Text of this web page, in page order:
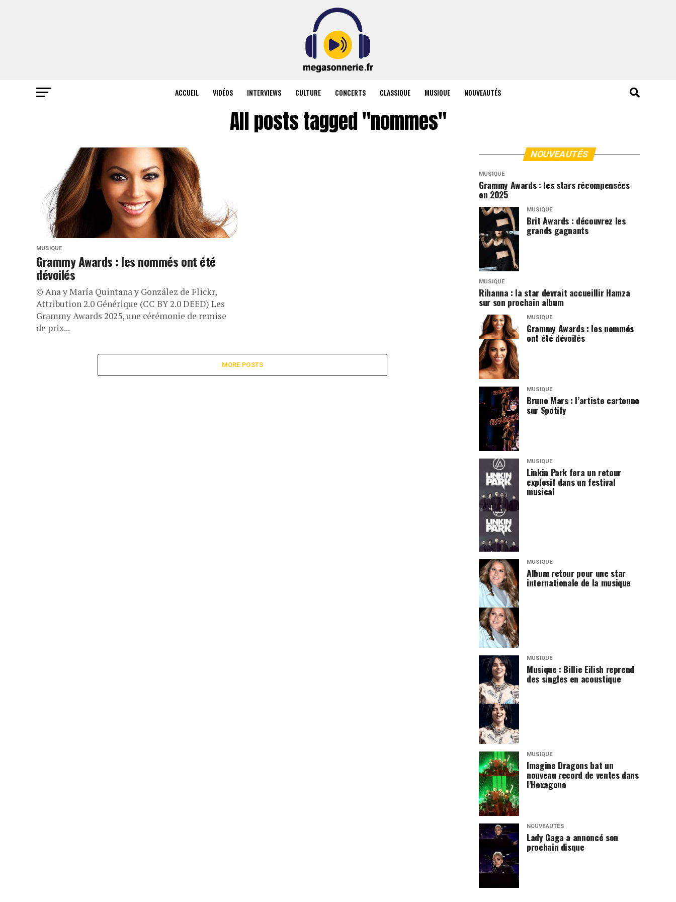
ACCUEIL VIDÉOS INTERVIEWS CULTURE CONCERTS CLASSIQUE MUSIQUE NOUVEAUTÉS
All posts tagged "nommes"
MUSIQUE
Grammy Awards : les nommés ont été
dévoilés
© Ana y María Quintana y González de Flickr,
Attribution 2.0 Générique (CC BY 2.0 DEED) Les
Grammy Awards 2025, une cérémonie de remise
de prix...
MORE POSTS
NOUVEAUTÉS
MUSIQUE
Grammy Awards : les stars récompensées
en 2025
MUSIQUE
Brit Awards : découvrez les
grands gagnants
MUSIQUE
Rihanna : la star devrait accueillir Hamza
sur son prochain album
MUSIQUE
Grammy Awards : les nommés
ont été dévoilés
MUSIQUE
Bruno Mars : l’artiste cartonne
sur Spotify
MUSIQUE
Linkin Park fera un retour
explosif dans un festival
musical
MUSIQUE
Album retour pour une star
internationale de la musique
MUSIQUE
Musique : Billie Eilish reprend
des singles en acoustique
MUSIQUE
Imagine Dragons bat un
nouveau record de ventes dans
l’Hexagone
NOUVEAUTÉS
Lady Gaga a annoncé son
prochain disque